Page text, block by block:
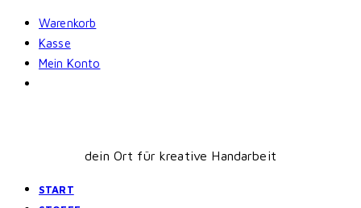
Skip
content
Warenkorb
Kasse
Mein Konto
dein Ort für kreative Handarbeit
START